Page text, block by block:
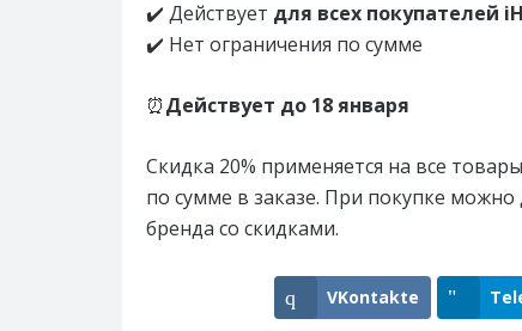
✔️ Действует для всех покупателей
✔️ Нет ограничения по сумме
⏰Действует до 18 января
Скидка 20% применяется на все
по сумме в заказе. При покупке
бренда со скидками.
VKontakte